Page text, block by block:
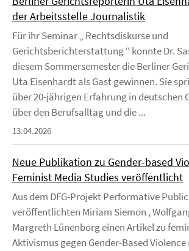
der Arbeitsstelle Journalistik
Für ihr Seminar „ Rechtsdiskurse und
Gerichtsberichterstattung “ konnte Dr.
diesem Sommersemester die Berliner
Uta Eisenhardt als Gast gewinnen. Sie
über 20-jährigen Erfahrung in deutschen
über den Berufsalltag und die ...
13.04.2026
Neue Publikation zu Gender-based
Feminist Media Studies veröffentlicht
Aus dem DFG-Projekt Performative
veröffentlichten Miriam Siemon ,
Margreth Lünenborg einen Artikel zu
Aktivismus gegen Gender-Based Violence